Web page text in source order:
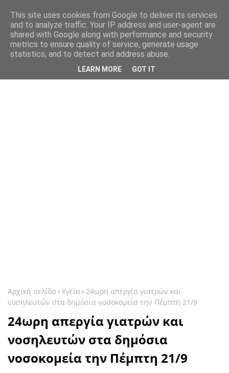
Αρχική σελίδα Υγεία 24ωρη απεργία γιατρών και
νοσηλευτών στα δημόσια νοσοκομεία την Πέμπτη 21/9
24ωρη απεργία γιατρών και
νοσηλευτών στα δημόσια
νοσοκομεία την Πέμπτη 21/9
This site uses cookies from Google to deliver its services
and to analyze traffic. Your IP address and user-agent are
shared with Google along with performance and security
metrics to ensure quality of service, generate usage
statistics, and to detect and address abuse.
LEARN MORE GOT IT